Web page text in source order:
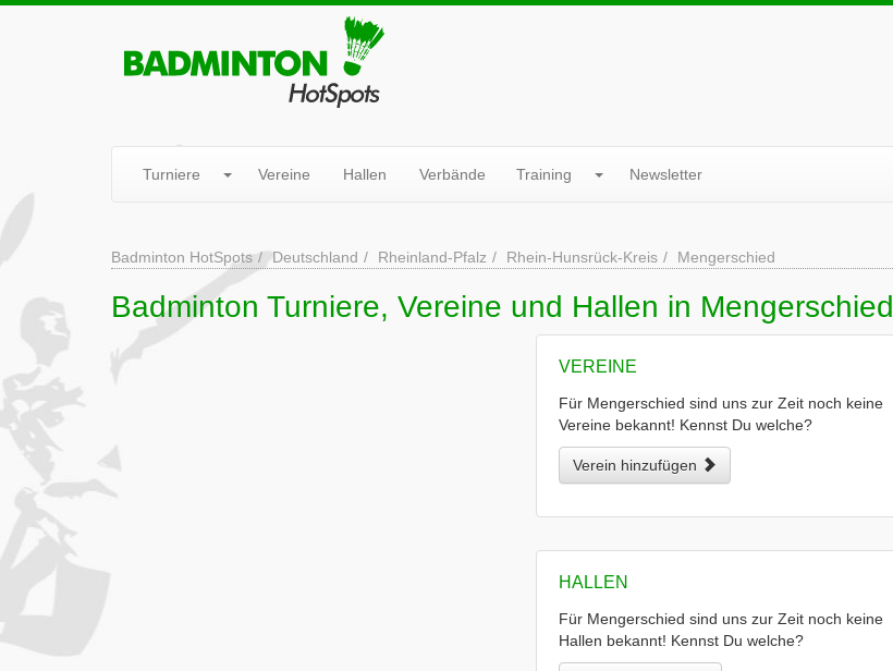
Turniere Vereine Hallen Verbände Training Newsletter
Badminton HotSpots Deutschland Rheinland-Pfalz Rhein-Hunsrück-Kreis Mengerschied
Badminton Turniere, Vereine und Hallen in Mengerschied
VEREINE
Für Mengerschied sind uns zur Zeit noch keine
Vereine bekannt! Kennst Du welche?
Verein hinzufügen
HALLEN
Für Mengerschied sind uns zur Zeit noch keine
Hallen bekannt! Kennst Du welche?